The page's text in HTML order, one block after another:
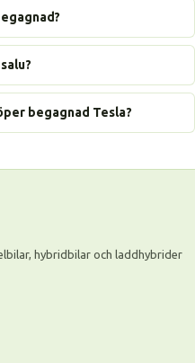
begagnad Tesla?
hybridbilar och laddhybrider